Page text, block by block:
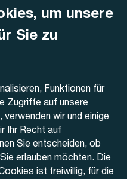
um unsere
Sie zu
Funktionen für
Zugriffe auf unsere
wir und einige
Ihr Recht auf
Sie entscheiden, ob
erlauben möchten. Die
ist freiwillig, für die